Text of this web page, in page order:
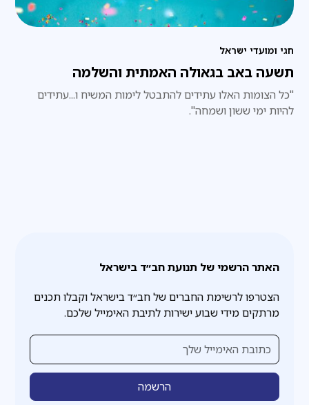
חגי ומועדי ישראל
תשעה באב בגאולה האמתית והשלמה
"כל הצומות האלו עתידים להתבטל לימות המשיח ו...עתידים
להיות ימי ששון ושמחה".
האתר הרשמי של תנועת חב״ד בישראל
הצטרפו לרשימת החברים של חב״ד בישראל וקבלו תכנים
מרתקים מידי שבוע ישירות לתיבת האימייל שלכם.